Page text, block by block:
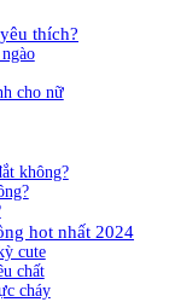
thích?
cho nữ
không?
hot nhất 2024
cute
chất
cháy